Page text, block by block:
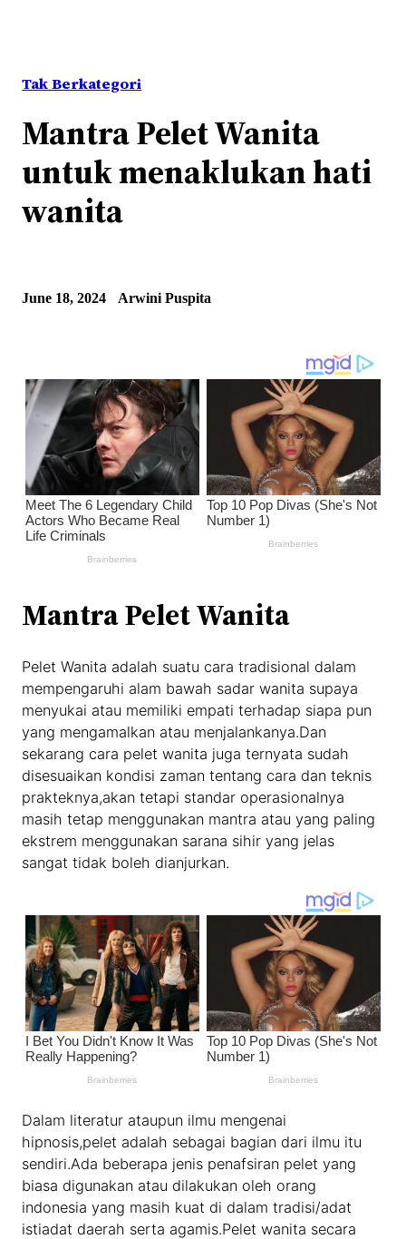
Tak Berkategori
Mantra Pelet Wanita
untuk menaklukan hati
wanita
June 18, 2024 Arwini Puspita
Mantra Pelet Wanita
Pelet Wanita adalah suatu cara tradisional dalam
mempengaruhi alam bawah sadar wanita supaya
menyukai atau memiliki empati terhadap siapa pun
yang mengamalkan atau menjalankanya.Dan
sekarang cara pelet wanita juga ternyata sudah
disesuaikan kondisi zaman tentang cara dan teknis
prakteknya,akan tetapi standar operasionalnya
masih tetap menggunakan mantra atau yang paling
ekstrem menggunakan sarana sihir yang jelas
sangat tidak boleh dianjurkan.
Dalam literatur ataupun ilmu mengenai
hipnosis,pelet adalah sebagai bagian dari ilmu itu
sendiri.Ada beberapa jenis penafsiran pelet yang
biasa digunakan atau dilakukan oleh orang
indonesia yang masih kuat di dalam tradisi/adat
istiadat daerah serta agamis.Pelet wanita secara